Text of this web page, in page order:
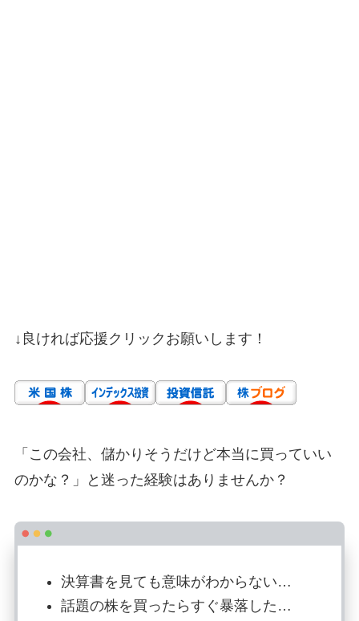
↓良ければ応援クリックお願いします！
「この会社、儲かりそうだけど本当に買っていい
のかな？」と迷った経験はありませんか？
決算書を見ても意味がわからない…
話題の株を買ったらすぐ暴落した…